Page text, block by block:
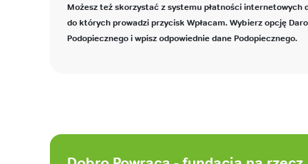
Możesz też skorzystać z systemu płatności internetowych
do których prowadzi przycisk Wpłacam. Wybierz opcję
Podopiecznego i wpisz odpowiednie dane Podopiecznego.